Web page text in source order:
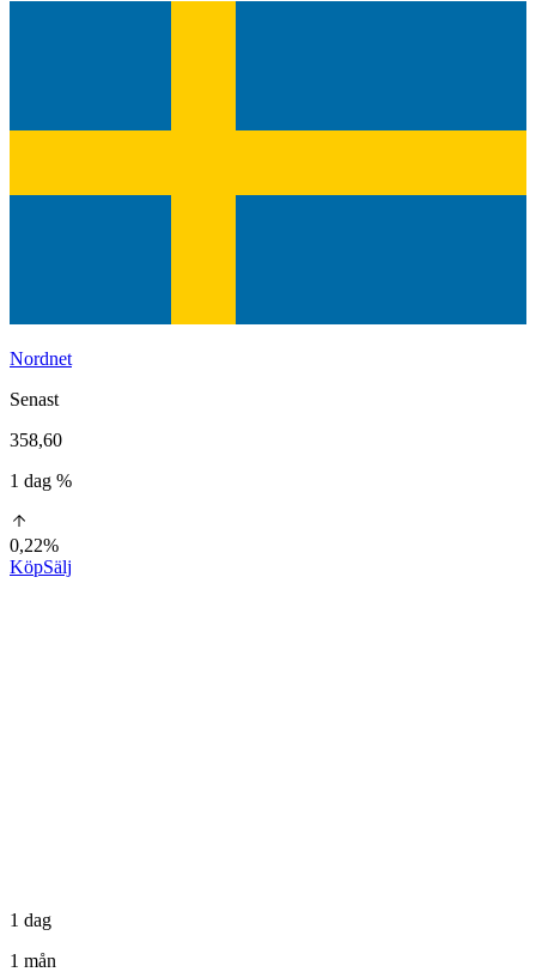
Nordnet
Senast
358,60
1 dag %
0,22%
KöpSälj
1 dag
1 mån